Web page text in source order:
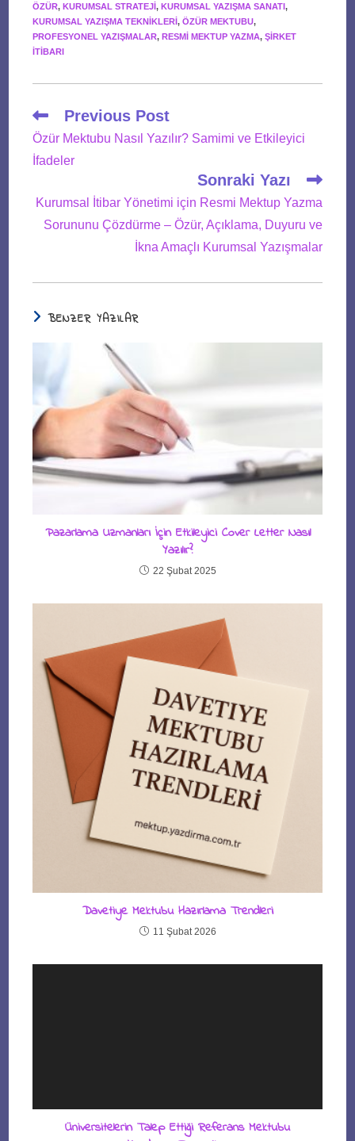
ÖZÜR, KURUMSAL STRATEJI, KURUMSAL YAZIŞMA SANATI,
KURUMSAL YAZIŞMA TEKNIKLERI, ÖZÜR MEKTUBU,
PROFESYONEL YAZIŞMALAR, RESMI MEKTUP YAZMA, ŞIRKET
ITIBARI
Read
more
articles
Previous Post
Özür Mektubu Nasıl Yazılır? Samimi ve Etkileyici
İfadeler
Sonraki Yazı
Kurumsal İtibar Yönetimi için Resmi Mektup Yazma
Sorununu Çözdürme – Özür, Açıklama, Duyuru ve
İkna Amaçlı Kurumsal Yazışmalar
BENZER YAZILAR
Pazarlama Uzmanları İçin Etkileyici Cover Letter Nasıl
Yazılır?
22 Şubat 2025
Davetiye Mektubu Hazırlama Trendleri
11 Şubat 2026
Üniversitelerin Talep Ettiği Referans Mektubu